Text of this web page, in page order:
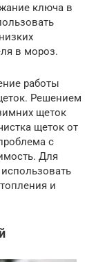
ключа в
в мороз.
работы
Решением
щеток
щеток от
с
Для
и